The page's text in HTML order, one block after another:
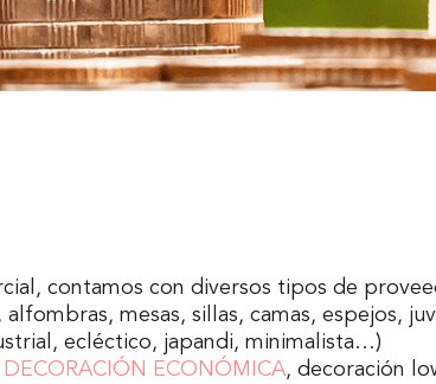
contamos con diversos tipos de
mesas, sillas, camas, espejos,
ecléctico, japandi, minimalista…)
DECORACIÓN ECONÓMICA, decoración